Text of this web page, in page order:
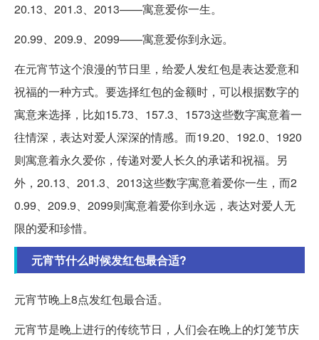
20.13、201.3、2013——寓意爱你一生。
20.99、209.9、2099——寓意爱你到永远。
在元宵节这个浪漫的节日里，给爱人发红包是表达爱意和
祝福的一种方式。要选择红包的金额时，可以根据数字的
寓意来选择，比如15.73、157.3、1573这些数字寓意着一
往情深，表达对爱人深深的情感。而19.20、192.0、1920
则寓意着永久爱你，传递对爱人长久的承诺和祝福。另
外，20.13、201.3、2013这些数字寓意着爱你一生，而2
0.99、209.9、2099则寓意着爱你到永远，表达对爱人无
限的爱和珍惜。
元宵节什么时候发红包最合适?
元宵节晚上8点发红包最合适。
元宵节是晚上进行的传统节日，人们会在晚上的灯笼节庆